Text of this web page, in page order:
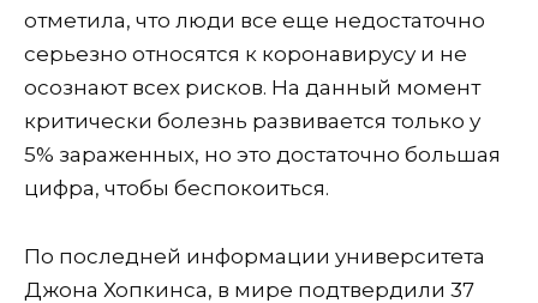
отметила, что люди все еще недостаточно
серьезно относятся к коронавирусу и не
осознают всех рисков. На данный момент
критически болезнь развивается только у
5% зараженных, но это достаточно большая
цифра, чтобы беспокоиться.
По последней информации университета
Джона Хопкинса, в мире подтвердили 37